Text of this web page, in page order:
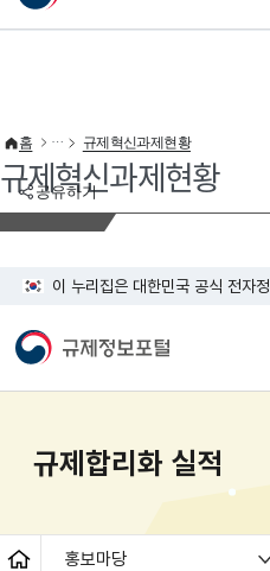
이 누리집은 대한민국 공식 전자정부 누리집입
공유하기
홈 규제혁신과제현황
규제혁신과제현황